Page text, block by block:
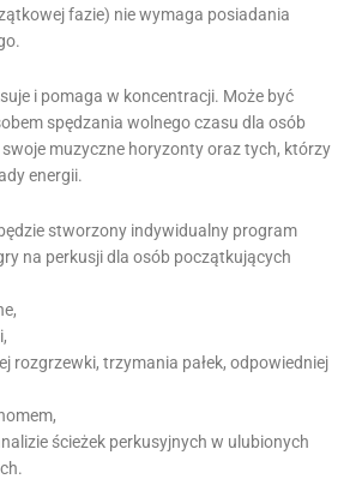
fazie) nie wymaga posiadania
i pomaga w koncentracji. Może być
spędzania wolnego czasu dla osób
muzyczne horyzonty oraz tych, którzy
energii.
stworzony indywidualny program
na perkusji dla osób początkujących
rozgrzewki, trzymania pałek, odpowiedniej
ścieżek perkusyjnych w ulubionych